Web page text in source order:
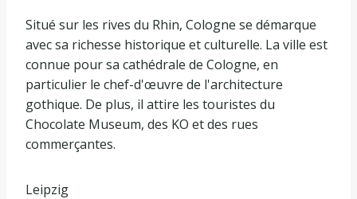
Situé sur les rives du Rhin, Cologne se démarque
avec sa richesse historique et culturelle. La ville est
connue pour sa cathédrale de Cologne, en
particulier le chef-d'œuvre de l'architecture
gothique. De plus, il attire les touristes du
Chocolate Museum, des KO et des rues
commerçantes.
Leipzig